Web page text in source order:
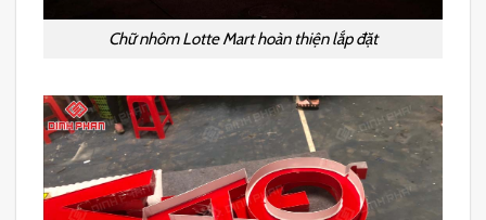
Chữ nhôm Lotte Mart hoàn thiện lắp đặt